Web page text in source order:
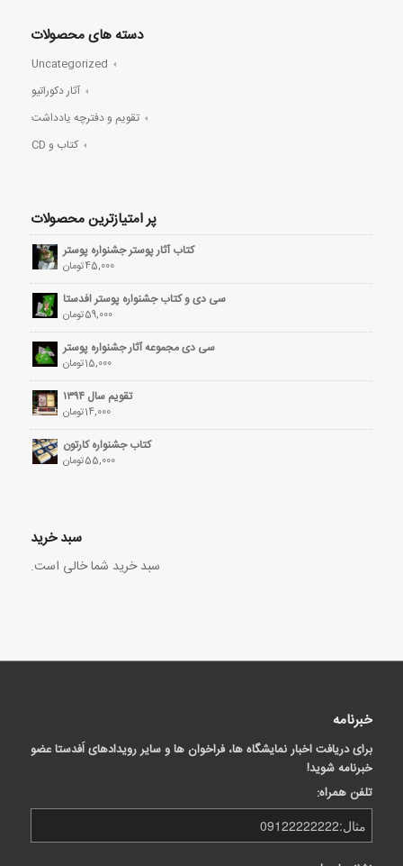
دسته های محصولات
Uncategorized
آثار دکوراتیو
تقویم و دفترچه یادداشت
کتاب و CD
پر امتیازترین محصولات
کتاب آثار پوستر جشنواره پوستر
45,000تومان
سی دی و کتاب جشنواره پوستر افدستا
59,000تومان
سی دی مجموعه آثار جشنواره پوستر
15,000تومان
تقویم سال ۱۳۹۴
14,000تومان
کتاب جشنواره کارتون
55,000تومان
سبد خرید
سبد خرید شما خالی است.
خبرنامه
برای دریافت اخبار نمایشگاه ها، فراخوان ها و سایر رویدادهای اَفدستا عضو
خبرنامه شوید!
تلفن همراه: